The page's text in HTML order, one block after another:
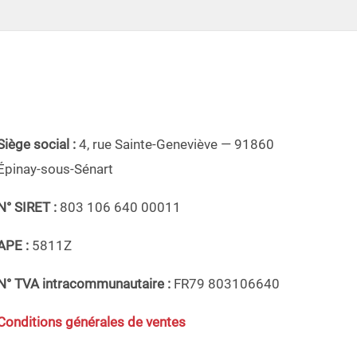
social :4, rue Sainte-Geneviève — 91860
sous-Sénart
SIRET : 803 106 640 00011
: 5811Z
TVA intracommunautaire : FR79 803106640
générales de ventes